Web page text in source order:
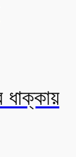
ধাক্কায়